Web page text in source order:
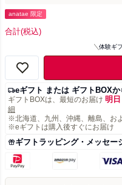
anatae 限定
合計(税込)
体験ギ
eギフト または ギフトBOX
ギフトBOXは、最短のお届け 明
細
※北海道、九州、沖縄、離島、お
※eギフトは購入後すぐにお届け
ギフトラッピング・メッセー